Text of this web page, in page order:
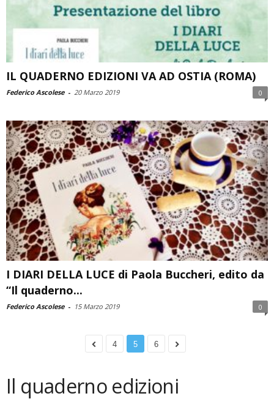
IL QUADERNO EDIZIONI VA AD OSTIA (ROMA)
Federico Ascolese - 20 Marzo 2019 0
I DIARI DELLA LUCE di Paola Buccheri, edito da
“Il quaderno...
Federico Ascolese - 15 Marzo 2019 0
4 5 6
Il quaderno edizioni